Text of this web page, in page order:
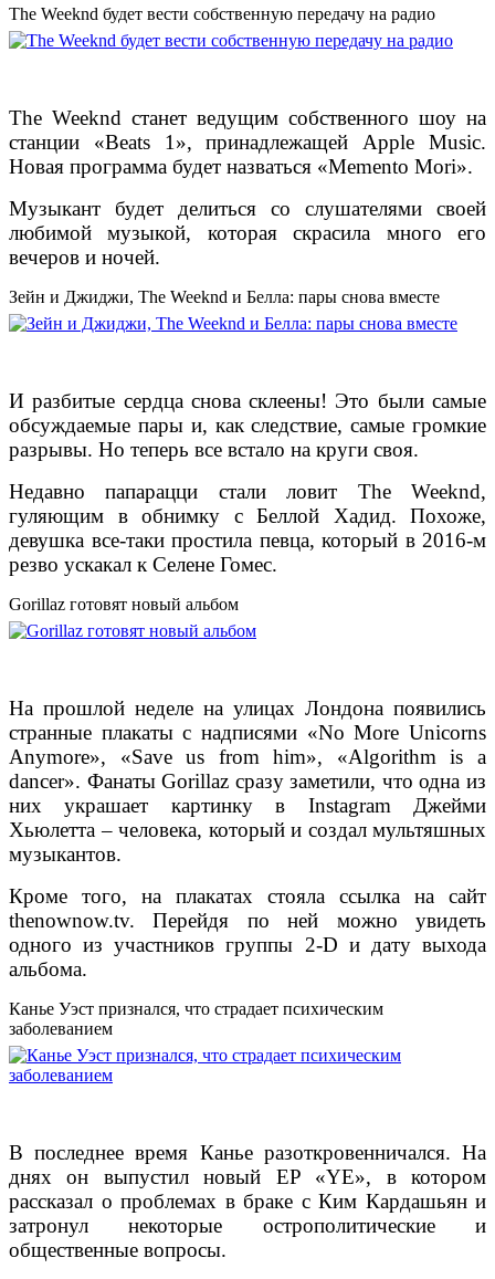
The Weeknd будет вести собственную передачу на радио
The Weeknd станет ведущим собственного шоу на
станции «Beats 1», принадлежащей Apple Music.
Новая программа будет назваться «Memento Mori».
Музыкант будет делиться со слушателями своей
любимой музыкой, которая скрасила много его
вечеров и ночей.
Зейн и Джиджи, The Weeknd и Белла: пары снова вместе
И разбитые сердца снова склеены! Это были самые
обсуждаемые пары и, как следствие, самые громкие
разрывы. Но теперь все встало на круги своя.
Недавно папарацци стали ловит The Weeknd,
гуляющим в обнимку с Беллой Хадид. Похоже,
девушка все-таки простила певца, который в 2016-м
резво ускакал к Селене Гомес.
Gorillaz готовят новый альбом
На прошлой неделе на улицах Лондона появились
странные плакаты с надписями «No More Unicorns
Anymore», «Save us from him», «Algorithm is a
dancer». Фанаты Gorillaz сразу заметили, что одна из
них украшает картинку в Instagram Джейми
Хьюлетта – человека, который и создал мультяшных
музыкантов.
Кроме того, на плакатах стояла ссылка на сайт
thenownow.tv. Перейдя по ней можно увидеть
одного из участников группы 2-D и дату выхода
альбома.
Канье Уэст признался, что страдает психическим
заболеванием
В последнее время Канье разоткровенничался. На
днях он выпустил новый EP «YE», в котором
рассказал о проблемах в браке с Ким Кардашьян и
затронул некоторые острополитические и
общественные вопросы.